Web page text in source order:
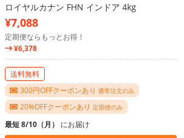
ロイヤルカナン FHN インドア 4kg
¥7,088
定期便ならもっとお得！
¥6,378
送料無料
300円OFFクーポンあり 通常注文のみ
20%OFFクーポンあり 定期便のみ
最短 8/10（月） にお届け